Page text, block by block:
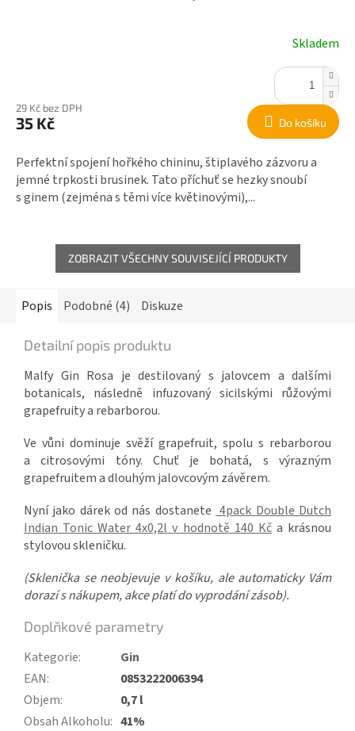
Skladem
29 Kč bez DPH
35 Kč Do košíku
Perfektní spojení hořkého chininu, štiplavého zázvoru a
jemné trpkosti brusinek. Tato příchuť se hezky snoubí
s ginem (zejména s těmi více květinovými),...
ZOBRAZIT VŠECHNY SOUVISEJÍCÍ PRODUKTY
Popis Podobné (4) Diskuze
Detailní popis produktu
Malfy Gin Rosa je destilovaný s jalovcem a dalšími
botanicals, následně infuzovaný sicilskými růžovými
grapefruity a rebarborou.
Ve vůni dominuje svěží grapefruit, spolu s rebarborou
a citrosovými tóny. Chuť je bohatá, s výrazným
grapefruitem a dlouhým jalovcovým závěrem.
Nyní jako dárek od nás dostanete 4pack Double Dutch
Indian Tonic Water 4x0,2l v hodnotě 140 Kča krásnou
stylovou skleničku.
(Sklenička se neobjevuje v košíku, ale automaticky Vám
dorazí s nákupem, akce platí do vyprodání zásob).
Doplňkové parametry
Kategorie:
Gin
EAN:
0853222006394
Objem:
0,7 l
Obsah Alkoholu: 41%